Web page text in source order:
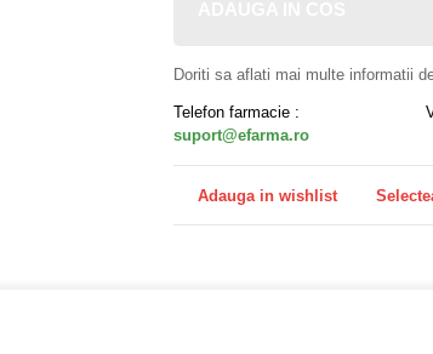
Doriti sa aflati mai multe informatii
Telefon farmacie :
suport@efarma.ro
Adauga in wishlist